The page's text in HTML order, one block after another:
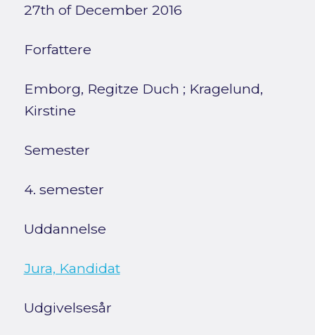
27th of December 2016
Forfattere
Emborg, Regitze Duch ; Kragelund,
Kirstine
Semester
4. semester
Uddannelse
Jura, Kandidat
Udgivelsesår